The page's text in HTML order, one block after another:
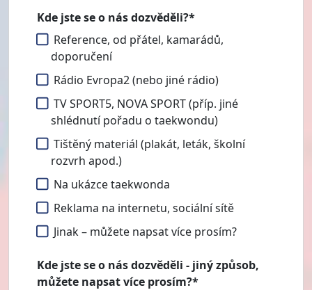
Kde jste se o nás dozvěděli?*
Reference, od přátel, kamarádů,
doporučení
Rádio Evropa2 (nebo jiné rádio)
TV SPORT5, NOVA SPORT (příp. jiné
shlédnutí pořadu o taekwondu)
Tištěný materiál (plakát, leták, školní
rozvrh apod.)
Na ukázce taekwonda
Reklama na internetu, sociální sítě
Jinak – můžete napsat více prosím?
Kde jste se o nás dozvěděli - jiný způsob,
můžete napsat více prosím?*